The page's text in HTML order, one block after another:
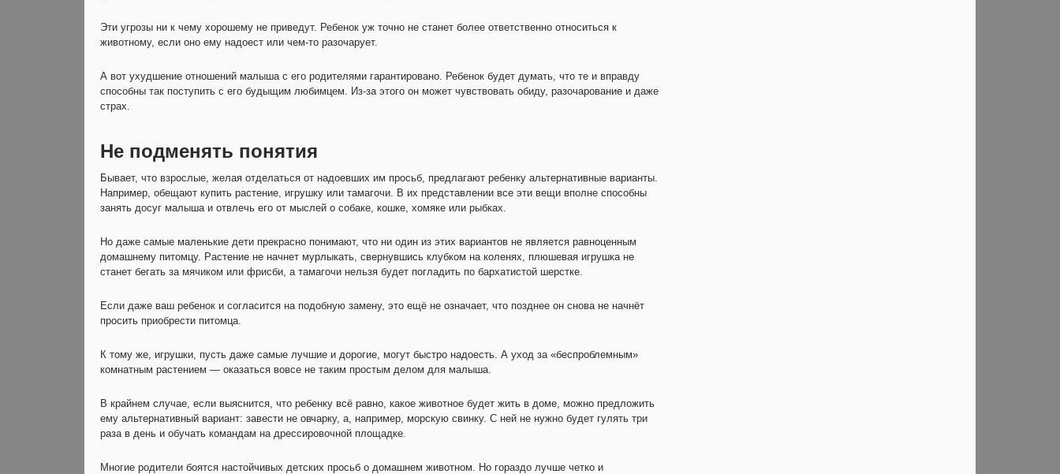
Эти угрозы ни к чему хорошему не приведут. Ребенок уж точно не станет более ответственно относиться к
животному, если оно ему надоест или чем-то разочарует.
А вот ухудшение отношений малыша с его родителями гарантировано. Ребенок будет думать, что те и вправду
способны так поступить с его будыщим любимцем. Из-за этого он может чувствовать обиду, разочарование и даже
страх.
Не подменять понятия
Бывает, что взрослые, желая отделаться от надоевших им просьб, предлагают ребенку альтернативные варианты.
Например, обещают купить растение, игрушку или тамагочи. В их представлении все эти вещи вполне способны
занять досуг малыша и отвлечь его от мыслей о собаке, кошке, хомяке или рыбках.
Но даже самые маленькие дети прекрасно понимают, что ни один из этих вариантов не является равноценным
домашнему питомцу. Растение не начнет мурлыкать, свернувшись клубком на коленях, плюшевая игрушка не
станет бегать за мячиком или фрисби, а тамагочи нельзя будет погладить по бархатистой шерстке.
Если даже ваш ребенок и согласится на подобную замену, это ещё не означает, что позднее он снова не начнёт
просить приобрести питомца.
К тому же, игрушки, пусть даже самые лучшие и дорогие, могут быстро надоесть. А уход за «беспроблемным»
комнатным растением — оказаться вовсе не таким простым делом для малыша.
В крайнем случае, если выяснится, что ребенку всё равно, какое животное будет жить в доме, можно предложить
ему альтернативный вариант: завести не овчарку, а, например, морскую свинку. С ней не нужно будет гулять три
раза в день и обучать командам на дрессировочной площадке.
Многие родители боятся настойчивых детских просьб о домашнем животном. Но гораздо лучше четко и